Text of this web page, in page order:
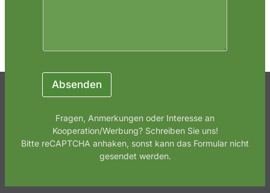
Absenden
Fragen, Anmerkungen oder Interesse an
Kooperation/Werbung? Schreiben Sie uns!
Bitte reCAPTCHA anhaken, sonst kann das Formular nicht
gesendet werden.